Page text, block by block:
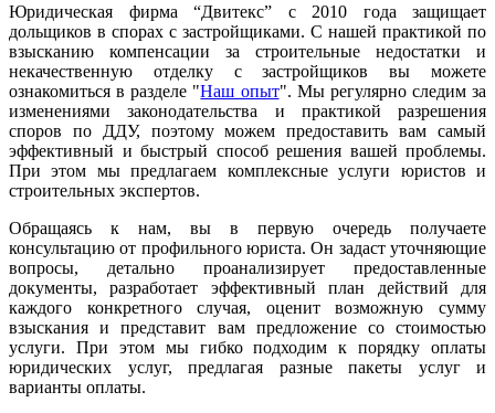
Юридическая фирма “Двитекс” с 2010 года защищает
дольщиков в спорах с застройщиками. С нашей практикой по
взысканию компенсации за строительные недостатки и
некачественную отделку с застройщиков вы можете
ознакомиться в разделе "Наш опыт". Мы регулярно следим за
изменениями законодательства и практикой разрешения
споров по ДДУ, поэтому можем предоставить вам самый
эффективный и быстрый способ решения вашей проблемы.
При этом мы предлагаем комплексные услуги юристов и
строительных экспертов.
Обращаясь к нам, вы в первую очередь получаете
консультацию от профильного юриста. Он задаст уточняющие
вопросы, детально проанализирует предоставленные
документы, разработает эффективный план действий для
каждого конкретного случая, оценит возможную сумму
взыскания и представит вам предложение со стоимостью
услуги. При этом мы гибко подходим к порядку оплаты
юридических услуг, предлагая разные пакеты услуг и
варианты оплаты.